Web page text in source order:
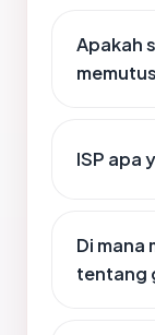
Apakah
ISP apa
Di mana
tentang